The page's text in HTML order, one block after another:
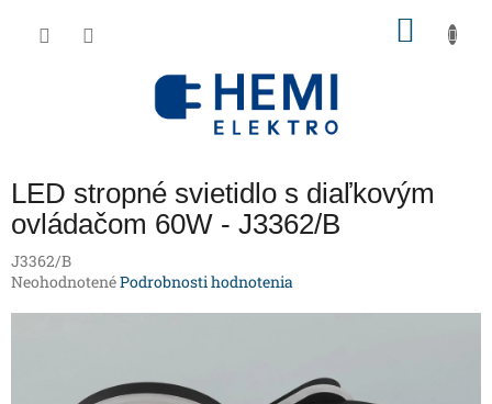
LED stropné svietidlo s diaľkovým
ovládačom 60W - J3362/B
J3362/B
Priemerné
NeohodnotenéPodrobnosti hodnotenia